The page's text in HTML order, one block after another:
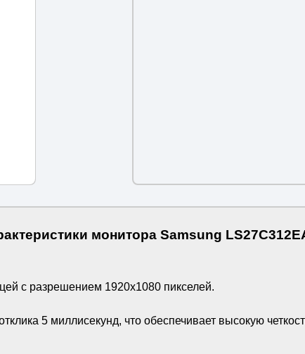
монитора Samsung
с разрешением 1920х1080 пикселей.
5 миллисекунд, что обеспечивает высокую